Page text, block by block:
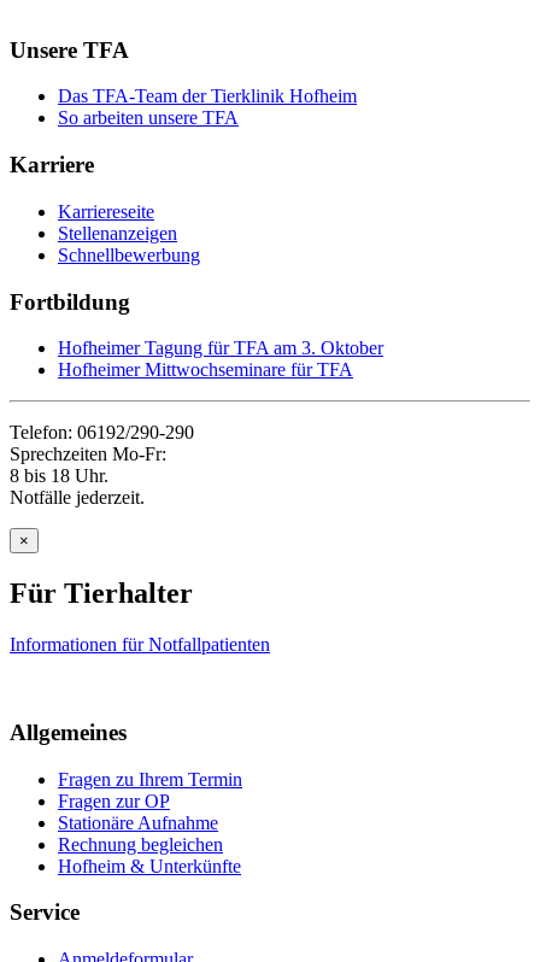
Unsere TFA
Das TFA-Team der Tierklinik Hofheim
So arbeiten unsere TFA
Karriere
Karriereseite
Stellenanzeigen
Schnellbewerbung
Fortbildung
Hofheimer Tagung für TFA am 3. Oktober
Hofheimer Mittwochseminare für TFA
Telefon: 06192/290-290
Sprechzeiten Mo-Fr:
8 bis 18 Uhr.
Notfälle jederzeit.
×
Für Tierhalter
Informationen für Notfallpatienten
Allgemeines
Fragen zu Ihrem Termin
Fragen zur OP
Stationäre Aufnahme
Rechnung begleichen
Hofheim & Unterkünfte
Service